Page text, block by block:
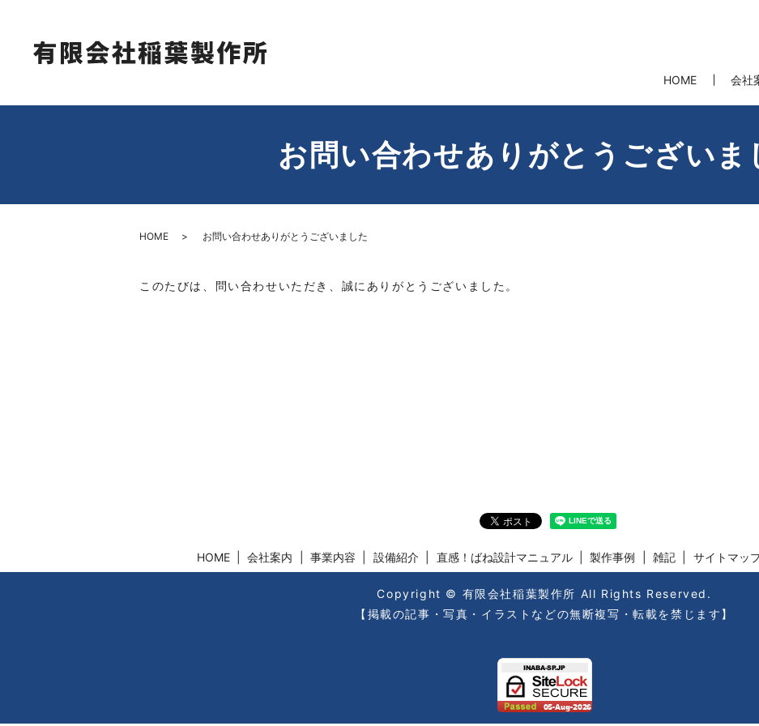
HOME 会社
お問い合わせありがとうございま
HOME お問い合わせありがとうございました
このたびは、問い合わせいただき、誠にありがとうございました。
HOME 会社案内 事業内容 設備紹介 直感！ばね設計マニュアル 製作事例 雑記 サイトマッ
Copyright © 有限会社稲葉製作所 All Rights Reserved.
【掲載の記事・写真・イラストなどの無断複写・転載を禁じます】